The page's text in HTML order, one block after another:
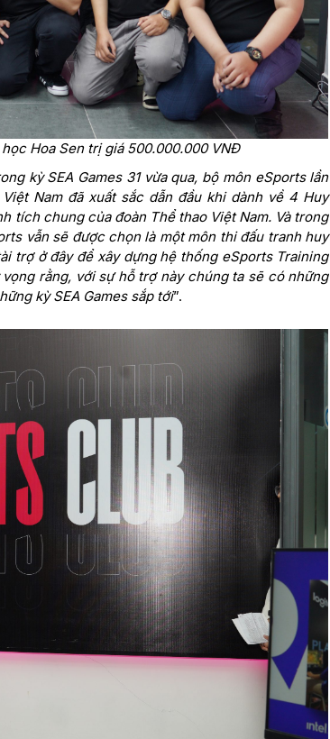
Hoa Sen trị giá 500.000.000 VNĐ
kỳ SEA Games 31 vừa qua, bộ môn eSports lần
Nam đã xuất sắc dẫn đầu khi dành về 4 Huy
tích chung của đoàn Thể thao Việt Nam. Và trong
vẫn sẽ được chọn là một môn thi đấu tranh huy
trợ ở đây để xây dựng hệ thống eSports Training
rằng, với sự hỗ trợ này chúng ta sẽ có những
kỳ SEA Games sắp tới”.